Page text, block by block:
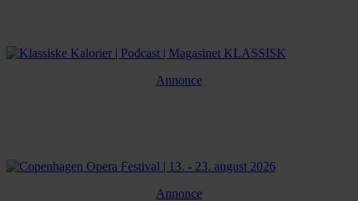
Annonce
Annonce